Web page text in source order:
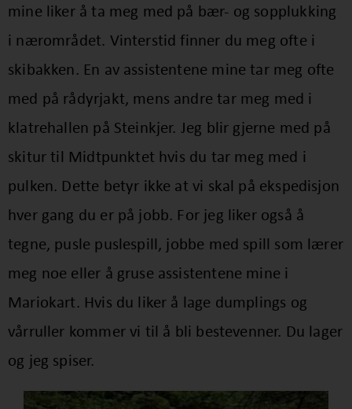
mine liker å ta meg med på bær- og sopplukking
i nærområdet. Vinterstid finner du meg ofte i
skibakken. En av assistentene mine tar meg ofte
med på rådyrjakt, mens andre tar meg med i
klatrehallen på Steinkjer. Jeg blir gjerne med på
skitur til Midtpunktet hvis du tar meg med i
pulken. Dette betyr ikke at vi skal på ekspedisjon
hver gang du er på jobb. For jeg liker også å
tegne, pusle puslespill, jobbe med spill som lærer
meg noe eller å gruse assistentene mine i
Mariokart. Hvis du liker å lage dumplings og
vårruller kommer vi til å bli bestevenner. Du lager
og jeg spiser.